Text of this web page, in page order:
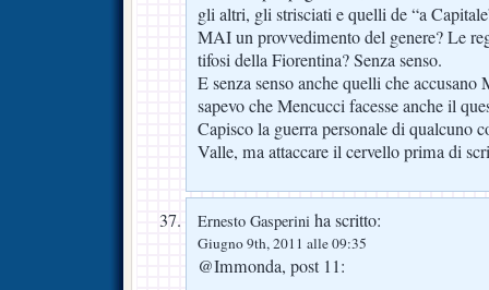
gli altri, gli strisciati e quelli de “a
MAI un provvedimento del genere? Le
tifosi della Fiorentina? Senza senso.
E senza senso anche quelli che
sapevo che Mencucci facesse anche il
Capisco la guerra personale di qualcuno
Valle, ma attaccare il cervello prima di
Ernesto Gasperini ha scritto:
Giugno 9th, 2011 alle 09:35
@Immonda, post 11: